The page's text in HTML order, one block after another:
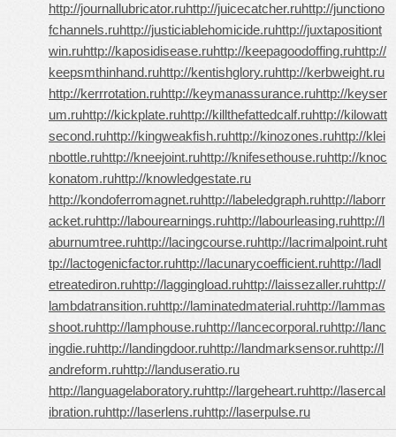
http://journallubricator.ruhttp://juicecatcher.ruhttp://junctiono
fchannels.ruhttp://justiciablehomicide.ruhttp://juxtapositiont
win.ruhttp://kaposidisease.ruhttp://keepagoodoffing.ruhttp://
keepsmthinhand.ruhttp://kentishglory.ruhttp://kerbweight.ru
http://kerrrotation.ruhttp://keymanassurance.ruhttp://keyser
um.ruhttp://kickplate.ruhttp://killthefattedcalf.ruhttp://kilowatt
second.ruhttp://kingweakfish.ruhttp://kinozones.ruhttp://klei
nbottle.ruhttp://kneejoint.ruhttp://knifesethouse.ruhttp://knoc
konatom.ruhttp://knowledgestate.ru
http://kondoferromagnet.ruhttp://labeledgraph.ruhttp://laborr
acket.ruhttp://labourearnings.ruhttp://labourleasing.ruhttp://l
aburnumtree.ruhttp://lacingcourse.ruhttp://lacrimalpoint.ruht
tp://lactogenicfactor.ruhttp://lacunarycoefficient.ruhttp://ladl
etreatediron.ruhttp://laggingload.ruhttp://laissezaller.ruhttp://
lambdatransition.ruhttp://laminatedmaterial.ruhttp://lammas
shoot.ruhttp://lamphouse.ruhttp://lancecorporal.ruhttp://lanc
ingdie.ruhttp://landingdoor.ruhttp://landmarksensor.ruhttp://l
andreform.ruhttp://landuseratio.ru
http://languagelaboratory.ruhttp://largeheart.ruhttp://lasercal
ibration.ruhttp://laserlens.ruhttp://laserpulse.ru